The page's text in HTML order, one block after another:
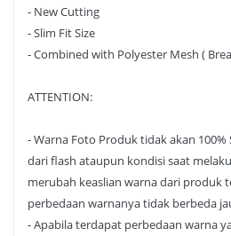
- New Cutting
- Slim Fit Size
- Combined with Polyester Mesh (
ATTENTION:
- Warna Foto Produk tidak akan 100%
dari flash ataupun kondisi saat
merubah keaslian warna dari produk
perbedaan warnanya tidak berbeda
- Apabila terdapat perbedaan warna